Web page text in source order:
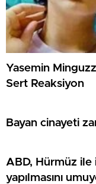
Yasemin
Sert Reaksiyon
Bayan cinayeti
ABD, Hürmüz ile
yapılmasını